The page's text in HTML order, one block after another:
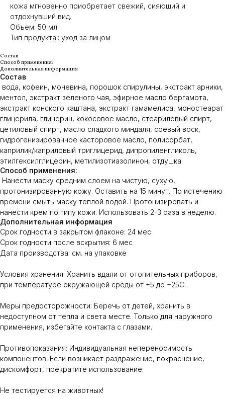
кожа мгновенно приобретает свежий, сияющий и
отдохнувший вид.
Объем: 50 мл
Тип продукта:: уход за лицом
Состав
Способ применения:
Дополнительная информация
Состав
вода, кофеин, мочевина, порошок спирулины, экстракт арники,
ментол, экстракт зеленого чая, эфирное масло бергамота,
экстракт конского каштана, экстракт гамамелиса, моностеарат
глицерила, глицерин, кокосовое масло, стеариловый спирт,
цетиловый спирт, масло сладкого миндаля, соевый воск,
гидрогенизированное касторовое масло, полисорбат,
каприлик/каприловый триглицерид, дипропиленгликоль,
этилгексилглицерин, метилизотиазолинон, отдушка.
Способ применения:
Нанести маску средним слоем на чистую, сухую,
протонизированную кожу. Оставить на 15 минут. По истечению
времени смыть маску теплой водой. Протонизировать и
нанести крем по типу кожи. Использовать 2-3 раза в неделю.
Дополнительная информация
Срок годности в закрытом флаконе: 24 мес
Срок годности после вскрытия: 6 мес
Дата производства: см. на упаковке
Условия хранения: Хранить вдали от отопительных приборов,
при температуре окружающей среды от +5 до +25С.
Меры предосторожности: Беречь от детей, хранить в
недоступном от тепла и света месте. Только для наружного
применения, избегайте контакта с глазами.
Противопоказания: Индивидуальная непереносимость
компонентов. Если возникает раздражение, покраснение,
дискомфорт, прекратите использование.
Не тестируется на животных!